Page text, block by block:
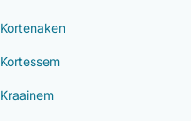
Kortenaken
Kortessem
Kraainem